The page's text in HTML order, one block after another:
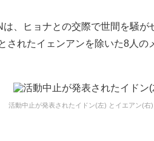
は、ヒョナとの交際で世間を騒
されたイェンアンを除いた8人の
活動中止が発表されたイドン(左) とイエアン(